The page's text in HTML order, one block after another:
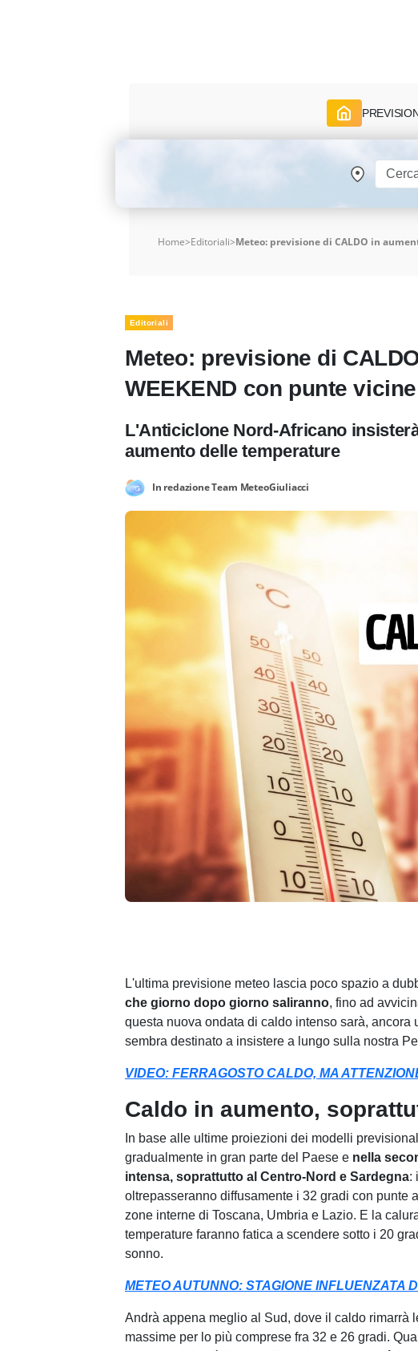
Home>Editoriali>Meteo: previsione di CALDO in
Editoriali
Meteo: previsione di
WEEKEND con punte vicine
L'Anticiclone Nord-Africano
aumento delle temperature
In redazione Team MeteoGiuliacci
L'ultima previsione meteo lascia poco spazio a
che giorno dopo giorno saliranno, fino ad
questa nuova ondata di caldo intenso sarà,
sembra destinato a insistere a lungo sulla nostra
VIDEO: FERRAGOSTO CALDO, MA
Caldo in aumento,
In base alle ultime proiezioni dei modelli
gradualmente in gran parte del Paese e nella
intensa, soprattutto al Centro-Nord e Sardegna:
oltrepasseranno diffusamente i 32 gradi con punte
zone interne di Toscana, Umbria e Lazio. E la
temperature faranno fatica a scendere sotto i 20
sonno.
METEO AUTUNNO: STAGIONE INFLUENZATA
Andrà appena meglio al Sud, dove il caldo rimarrà
massime per lo più comprese fra 32 e 26 gradi.